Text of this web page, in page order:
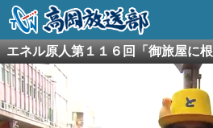
エネル原人第１１６回「御旅屋に